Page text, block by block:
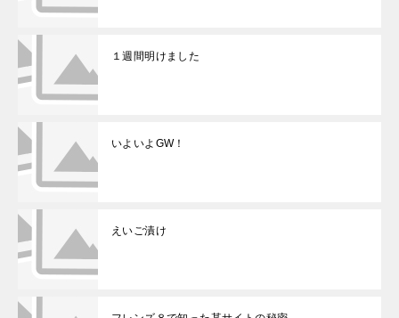
１週間明けました
いよいよGW！
えいご漬け